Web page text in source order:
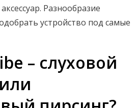
Разнообразие
устройство под самые
– слуховой